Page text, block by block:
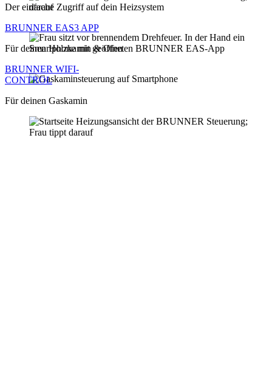
Der einfache Zugriff auf dein Heizsystem
BRUNNER EAS3 APP
Für deinen Holzkamin & Ofen
BRUNNER WIFI-
CONTROL
Für deinen Gaskamin